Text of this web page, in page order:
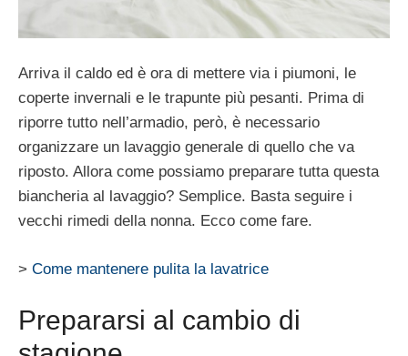
Arriva il caldo ed è ora di mettere via i piumoni, le
coperte invernali e le trapunte più pesanti. Prima di
riporre tutto nell’armadio, però, è necessario
organizzare un lavaggio generale di quello che va
riposto. Allora come possiamo preparare tutta questa
biancheria al lavaggio? Semplice. Basta seguire i
vecchi rimedi della nonna. Ecco come fare.
> Come mantenere pulita la lavatrice
Prepararsi al cambio di